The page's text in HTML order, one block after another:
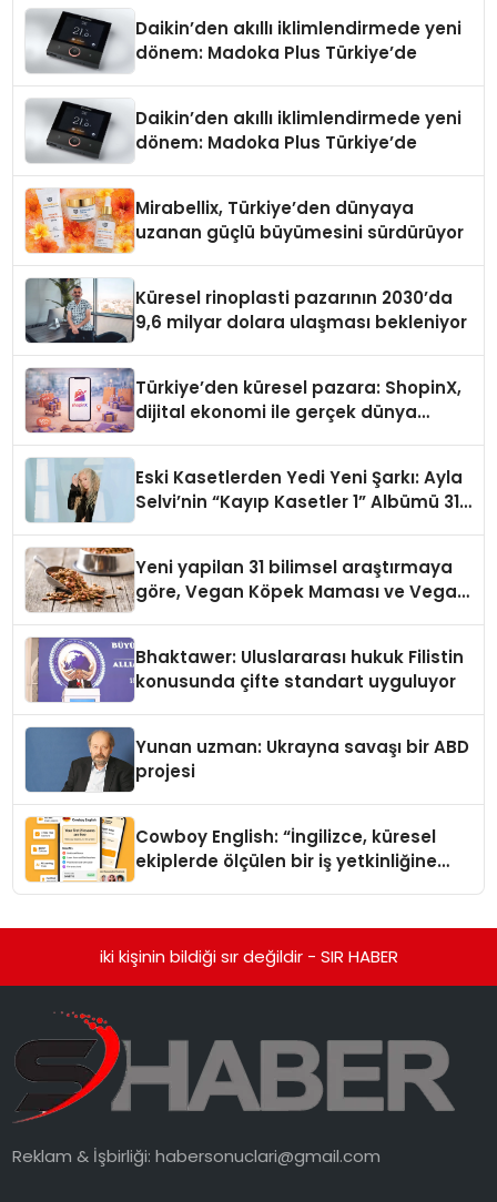
Daikin’den akıllı iklimlendirmede yeni
dönem: Madoka Plus Türkiye’de
Daikin’den akıllı iklimlendirmede yeni
dönem: Madoka Plus Türkiye’de
Mirabellix, Türkiye’den dünyaya
uzanan güçlü büyümesini sürdürüyor
Küresel rinoplasti pazarının 2030’da
9,6 milyar dolara ulaşması bekleniyor
Türkiye’den küresel pazara: ShopinX,
dijital ekonomi ile gerçek dünya
Eski Kasetlerden Yedi Yeni Şarkı: Ayla
Selvi’nin “Kayıp Kasetler 1” Albümü 31
Yeni yapilan 31 bilimsel araştırmaya
göre, Vegan Köpek Maması ve Vegan
Bhaktawer: Uluslararası hukuk Filistin
konusunda çifte standart uyguluyor
Yunan uzman: Ukrayna savaşı bir ABD
projesi
Cowboy English: “İngilizce, küresel
ekiplerde ölçülen bir iş yetkinliğine
iki kişinin bildiği sır değildir - SIR HABER
Reklam & İşbirliği:habersonuclari@gmail.com